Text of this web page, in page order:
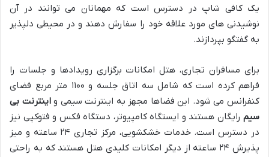
یک کافی شاپ در دسترس است که مهمانان می توانند در آن
نوشیدنی های مورد علاقه خود را سفارش دهند و در محیطی دلپذیر
به گفتگو بپردازند.
برای مسافران تجاری، هتل امکانات برگزاری رویدادها و جلسات را
فراهم کرده است که شامل سه اتاق جلسه و ۱۱۰۰ متر مربع فضای
کنفرانس می شود. این فضاها مجهز به اینترنت سیمی واینترنت بی
سیم رایگان هستند و ایستگاه کامپیوتر، دستگاه فکس و فتوکپی نیز
در دسترس است. خدمات خشکشویی، مرکز تجاری ۲۴ ساعته و میز
پذیرش ۲۴ ساعته از دیگر امکانات کلیدی هتل هستند که به راحتی